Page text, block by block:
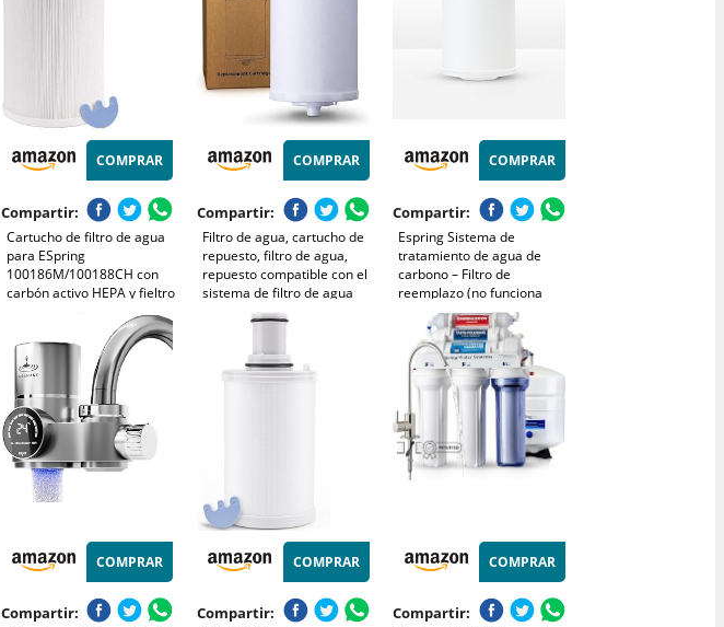
COMPRAR
Compartir:
Cartucho de filtro de agua
para ESpring
100186M/100188CH con
carbón activo HEPA y fieltro
capacidad 5000L elimina
partículas de hasta 0,2
micras fácilmente
reemplazable
COMPRAR
Compartir:
Filtro de agua, cartucho de
repuesto, filtro de agua,
repuesto compatible con el
sistema de filtro de agua
ESpring 100186, carbón
activado y tela no tejida
COMPRAR
Compartir:
Espring Sistema de
tratamiento de agua de
carbono – Filtro de
reemplazo (no funciona
para el sistema de
purificación! MODELO #
101194)
COMPRAR
Compartir:
COMPRAR
Compartir:
COMPRAR
Compartir: